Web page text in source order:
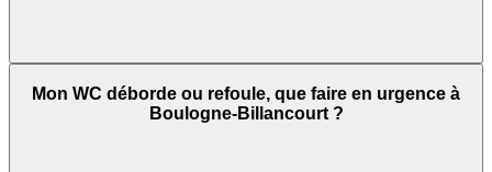
Mon WC déborde ou refoule, que faire en urgence à
Boulogne-Billancourt ?